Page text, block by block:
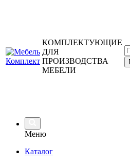
КОМПЛЕКТУЮЩИЕ
ДЛЯ
ПРОИЗВОДСТВА
МЕБЕЛИ
Меню
Каталог